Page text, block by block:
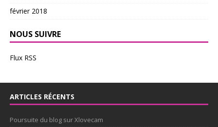
février 2018
NOUS SUIVRE
Flux RSS
ARTICLES RÉCENTS
Poursuite du blog sur Xlovecam